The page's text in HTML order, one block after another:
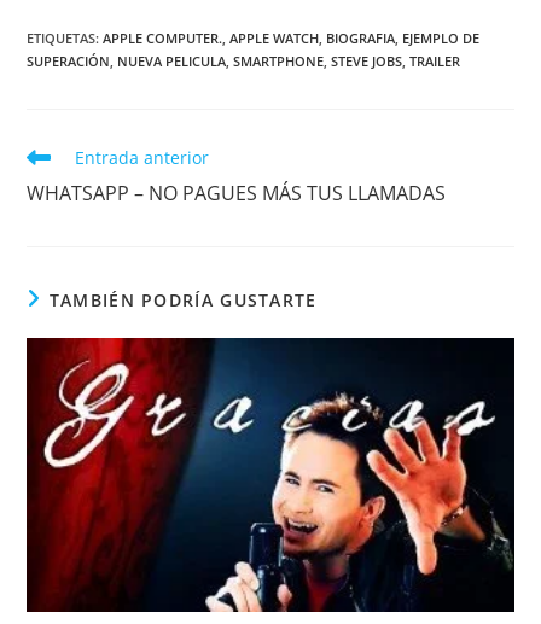
ETIQUETAS:APPLE COMPUTER. APPLE WATCH BIOGRAFIA EJEMPLO DE
SUPERACIÓN NUEVA PELICULA SMARTPHONE STEVE JOBS TRAILER
Leer
artículos
Entrada anterior
WHATSAPP – NO PAGUES MÁS TUS LLAMADAS
TAMBIÉN PODRÍA GUSTARTE